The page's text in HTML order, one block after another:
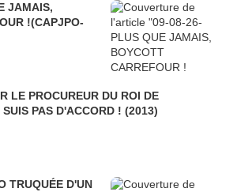
JAMAIS,
!(CAPJPO-
LE PROCUREUR DU ROI DE
BRUXELLES, JE NE SUIS PAS D'ACCORD ! (2013)